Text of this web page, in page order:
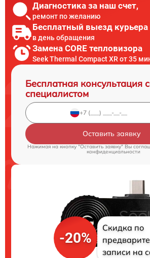
Диагностика за наш счет,
ремонт по желанию
Бесплатный выезд курьера
в день обращения
Замена CORE тепловизора
Seek Thermal Compact XR от 35
Бесплатная консультация
специалистом
Оставить заявку
Нажимая на кнопку "Оставить заявку" Вы
конфиденциальности
-20%
Скидка по
записи на